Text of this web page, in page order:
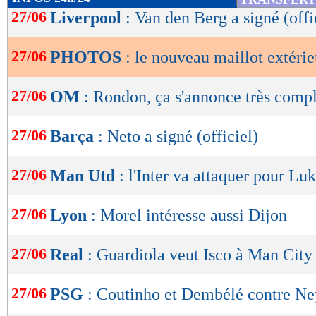
de
OK
27/06 Liverpool : Van den Berg a signé
27/06 PHOTOS : le nouveau maillot
27/06 OM : Rondon, ça s'annonce très
27/06 Barça : Neto a signé (officiel)
27/06 Man Utd : l'Inter va attaquer pour
27/06 Lyon : Morel intéresse aussi Dijon
27/06 Real : Guardiola veut Isco à Man City
27/06 PSG : Coutinho et Dembélé contre